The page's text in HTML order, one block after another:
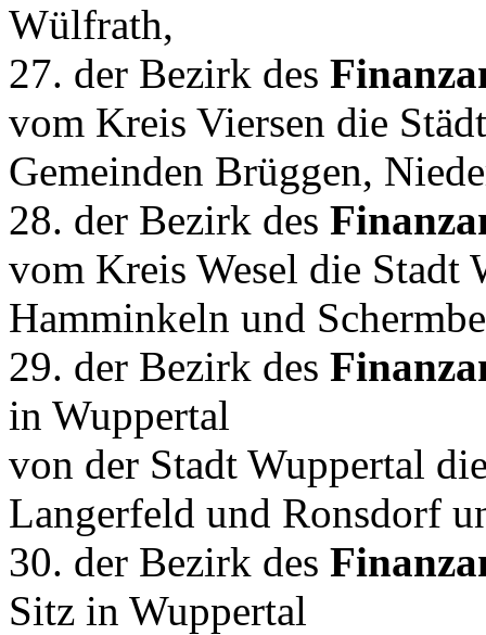
Wülfrath,
27. der Bezirk des
vom Kreis Viersen die
Gemeinden Brüggen,
28. der Bezirk des
vom Kreis Wesel die Stadt
Hamminkeln und
29. der Bezirk des
in Wuppertal
von der Stadt Wuppertal
Langerfeld und Ronsdorf
30. der Bezirk des
Sitz in Wuppertal